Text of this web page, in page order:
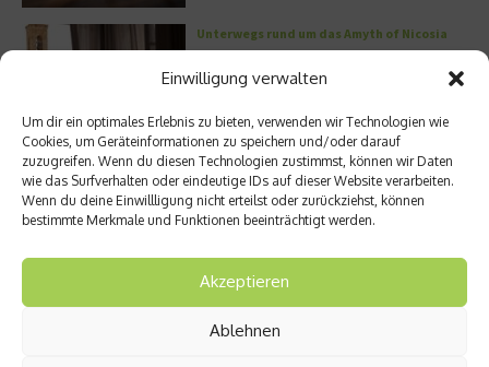
Einwilligung verwalten
Um dir ein optimales Erlebnis zu bieten, verwenden wir Technologien wie
Cookies, um Geräteinformationen zu speichern und/oder darauf
zuzugreifen. Wenn du diesen Technologien zustimmst, können wir Daten
wie das Surfverhalten oder eindeutige IDs auf dieser Website verarbeiten.
Wenn du deine Einwillligung nicht erteilst oder zurückziehst, können
bestimmte Merkmale und Funktionen beeinträchtigt werden.
Akzeptieren
Ablehnen
Unterwegs rund um das Amyth of Nicosia
Meistgelesen